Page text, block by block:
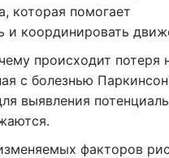
которая помогает
и координировать
происходит потеря
с болезнью
выявления
факторов